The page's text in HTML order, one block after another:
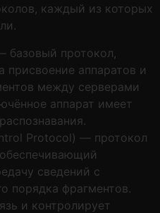
каждый из которых
базовый протокол,
присвоение аппаратов и
между серверами
аппарат имеет
Protocol) — протокол
сведений с
порядка фрагментов.
и контролирует